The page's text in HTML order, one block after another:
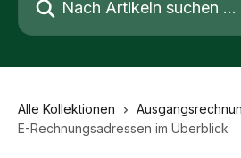
Alle Kollektionen
E-Rechnungsadressen im Überblick